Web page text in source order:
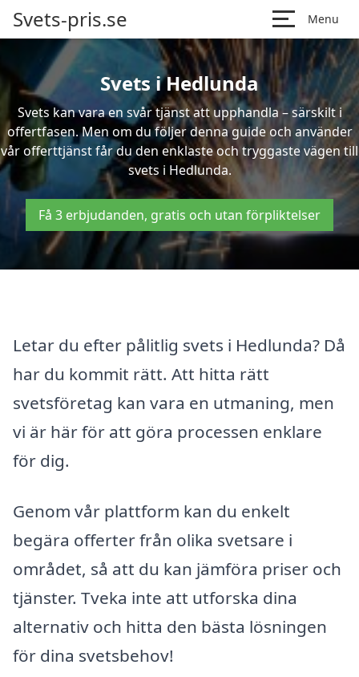
Svets-pris.se Menu
Svets i Hedlunda
Svets kan vara en svår tjänst att upphandla – särskilt i
offertfasen. Men om du följer denna guide och använder
vår offerttjänst får du den enklaste och tryggaste vägen till
svets i Hedlunda.
Få 3 erbjudanden, gratis och utan förpliktelser
Letar du efter pålitlig svets i Hedlunda? Då
har du kommit rätt. Att hitta rätt
svetsföretag kan vara en utmaning, men
vi är här för att göra processen enklare
för dig.
Genom vår plattform kan du enkelt
begära offerter från olika svetsare i
området, så att du kan jämföra priser och
tjänster. Tveka inte att utforska dina
alternativ och hitta den bästa lösningen
för dina svetsbehov!